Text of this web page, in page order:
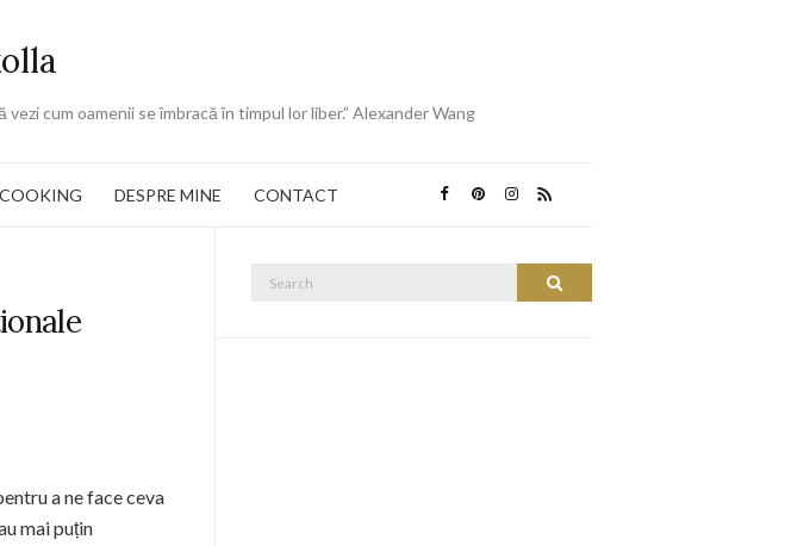
cum oamenii se îmbracă în timpul lor liber.” Alexander Wang
COOKING DESPRE MINE CONTACT
a ne face ceva
mai puțin
Search